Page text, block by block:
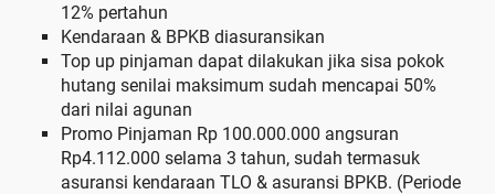
12% pertahun
Kendaraan & BPKB diasuransikan
Top up pinjaman dapat dilakukan jika sisa pokok
hutang senilai maksimum sudah mencapai 50%
dari nilai agunan
Promo Pinjaman Rp 100.000.000 angsuran
Rp4.112.000 selama 3 tahun, sudah termasuk
asuransi kendaraan TLO & asuransi BPKB. (Periode